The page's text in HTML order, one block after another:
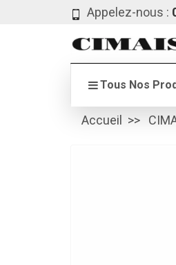
Appelez-nous :
Tous Nos
Accueil